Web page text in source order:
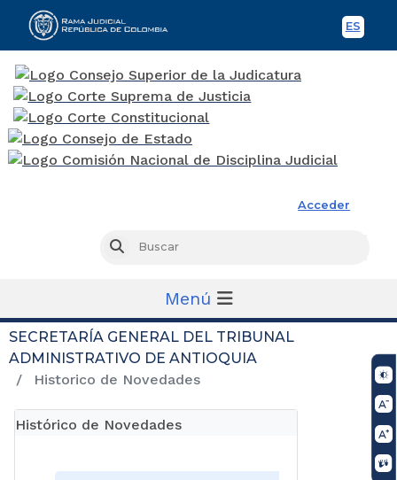
ES
Acceder
Buscar
Menú
SECRETARÍA GENERAL DEL TRIBUNAL
ADMINISTRATIVO DE ANTIOQUIA
Historico de Novedades
Histórico de Novedades